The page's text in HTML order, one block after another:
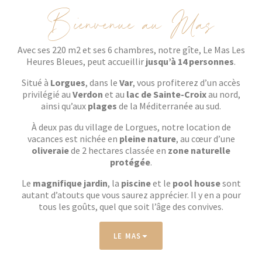
Bienvenue au Mas
Avec ses 220 m2et ses 6 chambres, notre gîte, Le Mas Les
Heures Bleues, peut accueillir jusqu’à 14 personnes.
Situé à Lorgues, dans le Var, vous profiterez d’un accès
privilégié au Verdon et au lac de Sainte-Croixau nord,
ainsi qu’aux plages de la Méditerranée au sud.
À deux pas du village de Lorgues, notre location de
vacances est nichée en pleine nature, au cœur d’une
oliveraiede 2 hectares classée en zone naturelle
protégée.
Le magnifique jardin, la piscineet le pool housesont
autant d’atouts que vous saurez apprécier. Il y en a pour
tous les goûts, quel que soit l’âge des convives.
LE MAS